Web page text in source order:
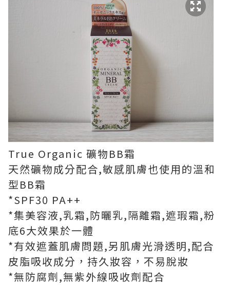
True Organic 礦物BB霜
天然礦物成分配合,敏感肌膚也使用的溫和
型BB霜
*SPF30 PA++
*集美容液,乳霜,防曬乳,隔離霜,遮瑕霜,粉
底6大效果於一體
*有效遮蓋肌膚問題,另肌膚光滑透明,配合
皮脂吸收成分，持久妝容，不易脫妝
*無防腐劑,無紫外線吸收劑配合